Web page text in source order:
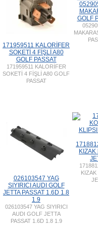
171959511 KALORİFER
SOKETİ 4 FİŞLİ A80
GOLF PASSAT
171959511 KALORİFER
SOKETİ 4 FİŞLİ A80 GOLF
PASSAT
GOLF
026103547 YAG
SIYIRICI AUDI GOLF
JETTA PASSAT 1.6D 1.8
1.9
026103547 YAG SIYIRICI
AUDI GOLF JETTA
PASSAT 1.6D 1.8 1.9
KIZAK